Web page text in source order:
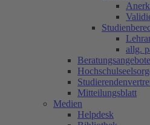
allg.
Mitteilungsblatt
Medien
Helpdesk